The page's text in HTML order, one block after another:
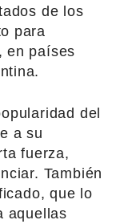
de los
para
en países
del
a su
fuerza,
También
que lo
aquellas